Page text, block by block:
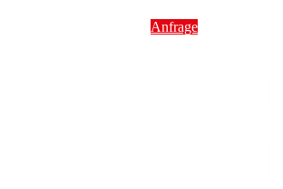
Anfrage